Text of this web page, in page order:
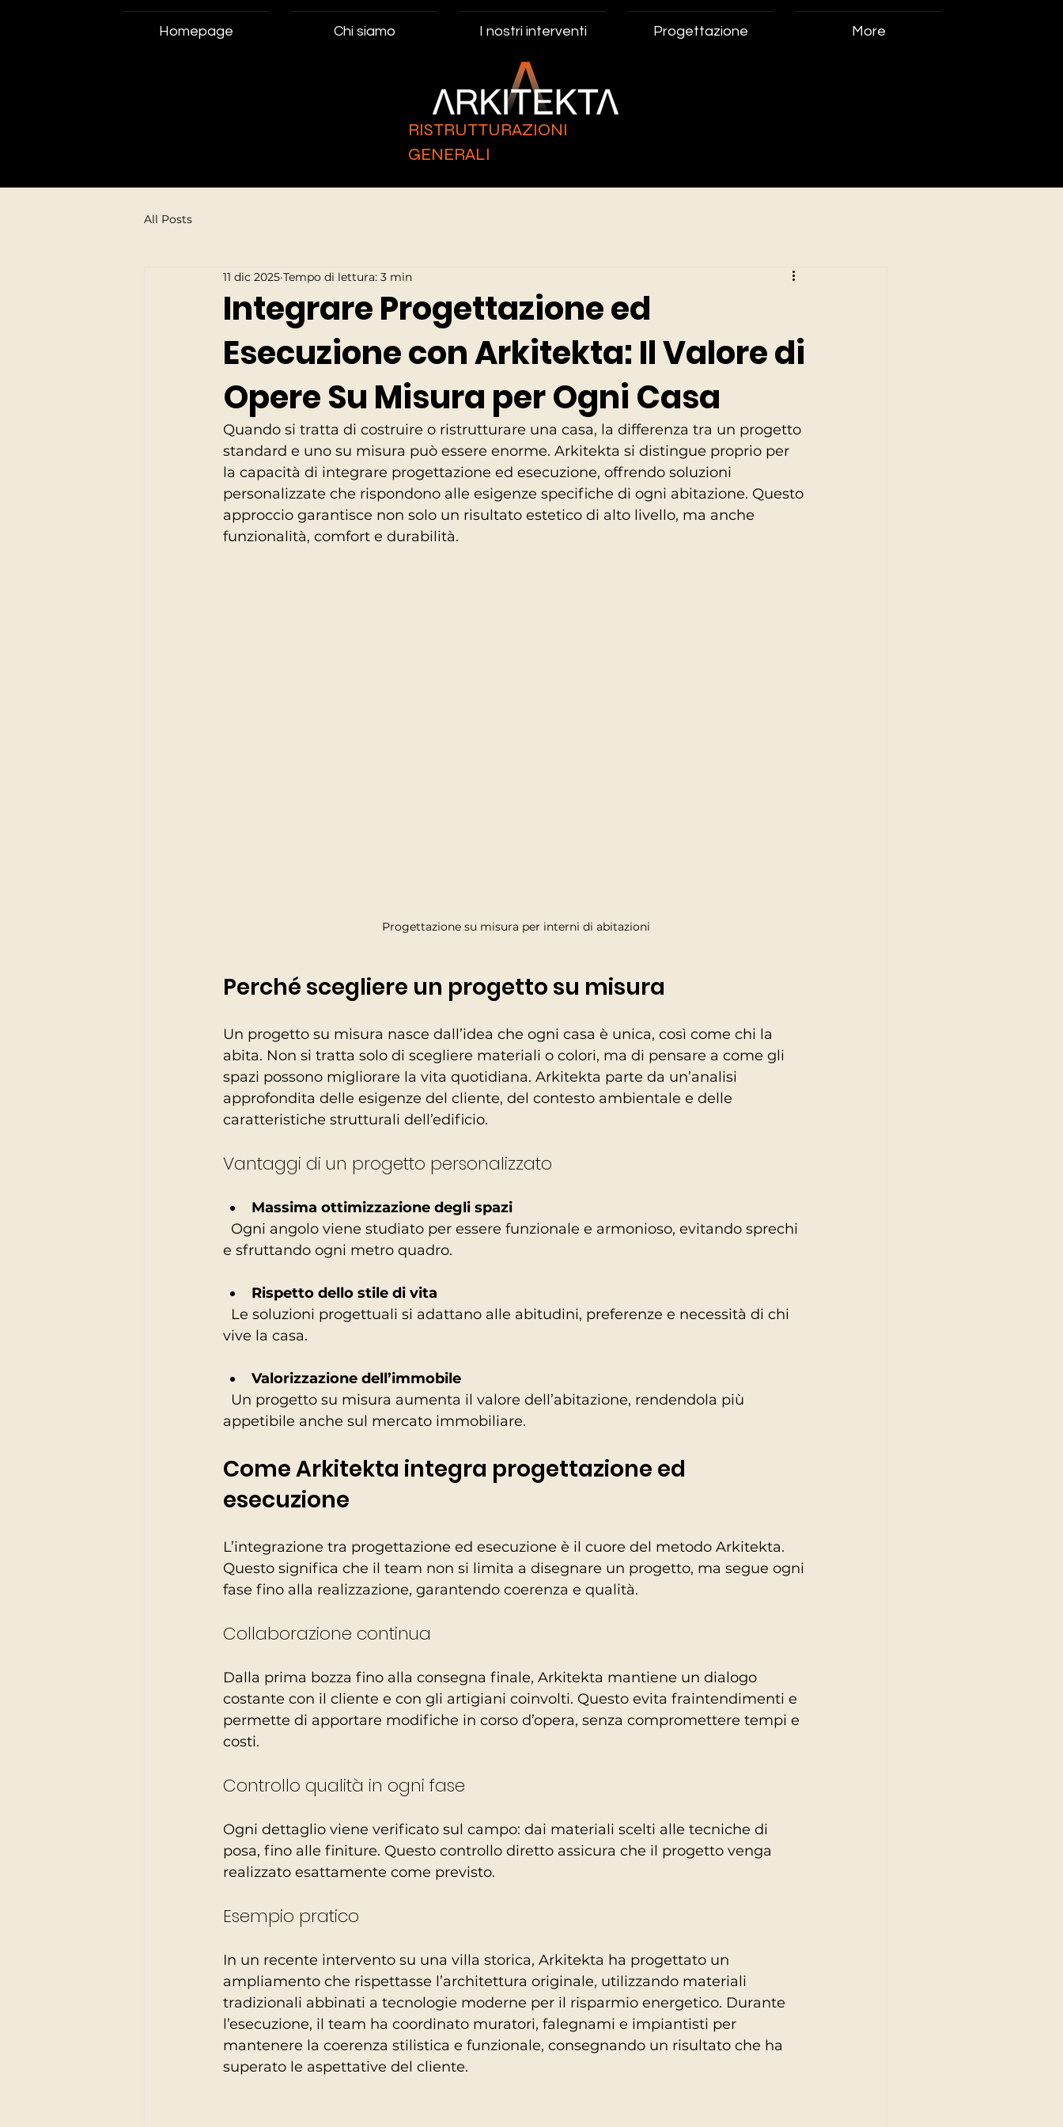
Homepage Chi siamo I nostri interventi Progettazione More
RISTRUTTURAZIONI
GENERALI
All Posts
Integrare Progettazione ed
Esecuzione con Arkitekta: Il Valore di
Opere Su Misura per Ogni Casa
11 dic 2025 Tempo di lettura: 3 min
Quando si tratta di costruire o ristrutturare una casa, la differenza tra un progetto
standard e uno su misura può essere enorme. Arkitekta si distingue proprio per
la capacità di integrare progettazione ed esecuzione, offrendo soluzioni
personalizzate che rispondono alle esigenze specifiche di ogni abitazione. Questo
approccio garantisce non solo un risultato estetico di alto livello, ma anche
funzionalità, comfort e durabilità.
Progettazione su misura per interni di abitazioni
Perché scegliere un progetto su misura
Un progetto su misura nasce dall’idea che ogni casa è unica, così come chi la
abita. Non si tratta solo di scegliere materiali o colori, ma di pensare a come gli
spazi possono migliorare la vita quotidiana. Arkitekta parte da un’analisi
approfondita delle esigenze del cliente, del contesto ambientale e delle
caratteristiche strutturali dell’edificio.
Vantaggi di un progetto personalizzato
Massima ottimizzazione degli spazi
e sfruttando ogni metro quadro.
Rispetto dello stile di vita
vive la casa.
Valorizzazione dell’immobile
appetibile anche sul mercato immobiliare.
Come Arkitekta integra progettazione ed
esecuzione
L’integrazione tra progettazione ed esecuzione è il cuore del metodo Arkitekta.
Questo significa che il team non si limita a disegnare un progetto, ma segue ogni
fase fino alla realizzazione, garantendo coerenza e qualità.
Collaborazione continua
Dalla prima bozza fino alla consegna finale, Arkitekta mantiene un dialogo
costante con il cliente e con gli artigiani coinvolti. Questo evita fraintendimenti e
permette di apportare modifiche in corso d’opera, senza compromettere tempi e
costi.
Controllo qualità in ogni fase
Ogni dettaglio viene verificato sul campo: dai materiali scelti alle tecniche di
posa, fino alle finiture. Questo controllo diretto assicura che il progetto venga
realizzato esattamente come previsto.
Esempio pratico
In un recente intervento su una villa storica, Arkitekta ha progettato un
ampliamento che rispettasse l’architettura originale, utilizzando materiali
tradizionali abbinati a tecnologie moderne per il risparmio energetico. Durante
l’esecuzione, il team ha coordinato muratori, falegnami e impiantisti per
mantenere la coerenza stilistica e funzionale, consegnando un risultato che ha
superato le aspettative del cliente.